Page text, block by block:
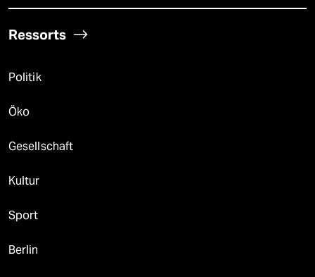
Ressorts
Politik
Öko
Gesellschaft
Kultur
Sport
Berlin